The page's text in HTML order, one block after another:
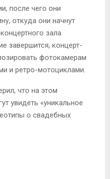
после чего они
откуда они начнут
зала
завершится, концерт-
фотокамерам
и ретро-мотоциклами.
что на этом
увидеть «уникальное
о свадебных